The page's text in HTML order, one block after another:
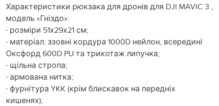
Характеристики рюкзака для дронів для DJI MAVIC 3 ,
модель «Гніздо»:
· розміри 51х29х21 см;
· матеріал: ззовні кордура 1000D нейлон, всередині
Оксфорд 600D PU та трикотаж липучка;
· щільна стропа;
· армована нитка;
· фурнітура YKK (крім блискавок на передніх
кишенях);